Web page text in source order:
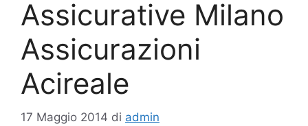
Assicurative Milano
Assicurazioni
Acireale
17 Maggio 2014 di admin